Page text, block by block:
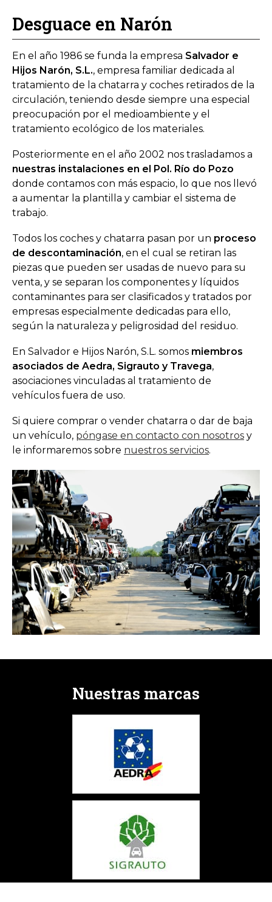
Desguace en Narón
En el año 1986 se funda la empresa Salvador e
Hijos Narón, S.L., empresa familiar dedicada al
tratamiento de la chatarra y coches retirados de la
circulación, teniendo desde siempre una especial
preocupación por el medioambiente y el
tratamiento ecológico de los materiales.
Posteriormente en el año 2002 nos trasladamos a
nuestras instalaciones en el Pol. Río do Pozo
donde contamos con más espacio, lo que nos llevó
a aumentar la plantilla y cambiar el sistema de
trabajo.
Todos los coches y chatarra pasan por un proceso
de descontaminación, en el cual se retiran las
piezas que pueden ser usadas de nuevo para su
venta, y se separan los componentes y líquidos
contaminantes para ser clasificados y tratados por
empresas especialmente dedicadas para ello,
según la naturaleza y peligrosidad del residuo.
En Salvador e Hijos Narón, S.L. somos miembros
asociados de Aedra, Sigrauto y Travega,
asociaciones vinculadas al tratamiento de
vehículos fuera de uso.
Si quiere comprar o vender chatarra o dar de baja
un vehículo, póngase en contacto con nosotros y
le informaremos sobre nuestros servicios.
Nuestras marcas